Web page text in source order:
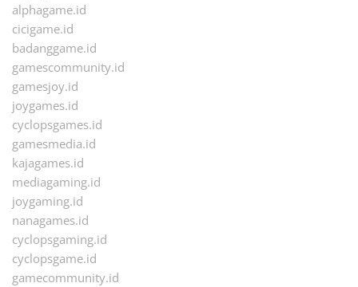
alphagame.id
cicigame.id
badanggame.id
gamescommunity.id
gamesjoy.id
joygames.id
cyclopsgames.id
gamesmedia.id
kajagames.id
mediagaming.id
joygaming.id
nanagames.id
cyclopsgaming.id
cyclopsgame.id
gamecommunity.id